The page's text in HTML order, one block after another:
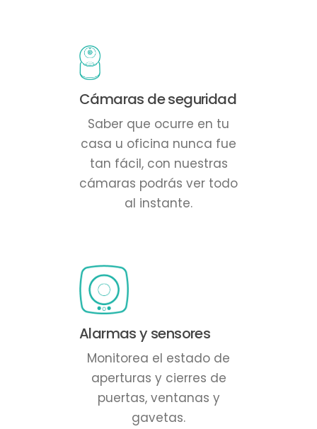
Cámaras de seguridad
Saber que ocurre en tu
casa u oficina nunca fue
tan fácil, con nuestras
cámaras podrás ver todo
al instante.
Alarmas y sensores
Monitorea el estado de
aperturas y cierres de
puertas, ventanas y
gavetas.